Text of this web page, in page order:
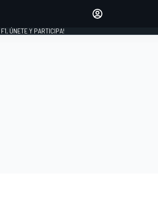
ÚNETE Y PARTICIPA!